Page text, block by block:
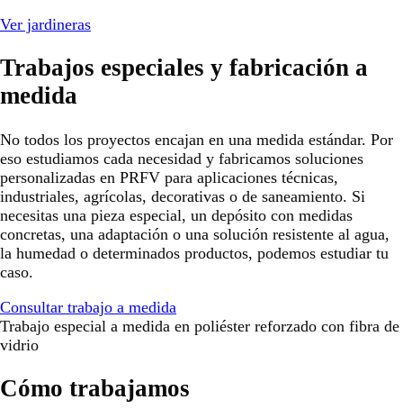
Ver jardineras
Trabajos especiales y fabricación a
medida
No todos los proyectos encajan en una medida estándar. Por
eso estudiamos cada necesidad y fabricamos soluciones
personalizadas en PRFV para aplicaciones técnicas,
industriales, agrícolas, decorativas o de saneamiento. Si
necesitas una pieza especial, un depósito con medidas
concretas, una adaptación o una solución resistente al agua,
la humedad o determinados productos, podemos estudiar tu
caso.
Consultar trabajo a medida
Trabajo especial a medida en poliéster reforzado con fibra de
vidrio
Cómo trabajamos